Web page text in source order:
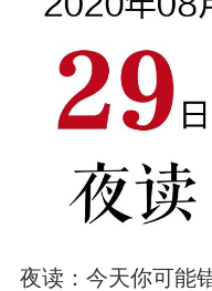
夜读：今天你可能